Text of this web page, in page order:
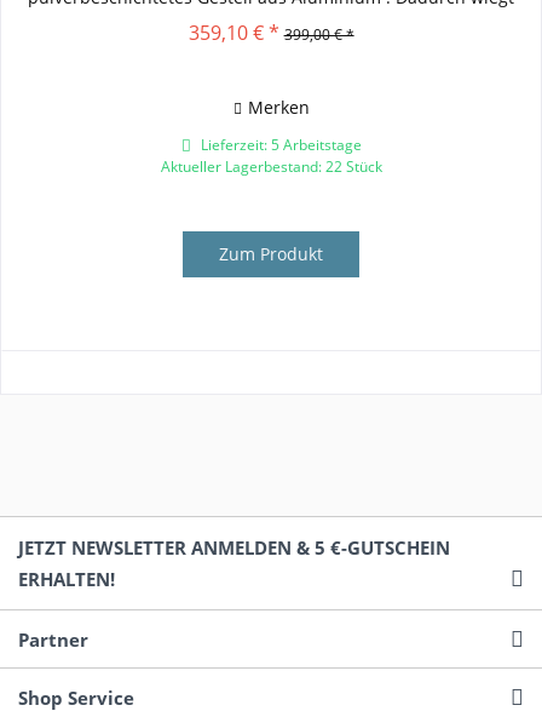
der...
359,10 € * 399,00 € *
Merken
Lieferzeit: 5 Arbeitstage
Aktueller Lagerbestand: 22 Stück
Zum Produkt
JETZT NEWSLETTER ANMELDEN & 5 €-GUTSCHEIN
ERHALTEN!
Partner
Shop Service